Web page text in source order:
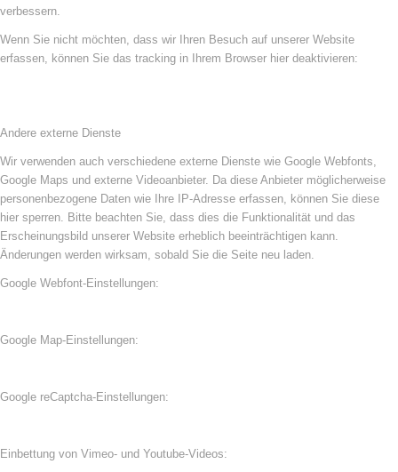
verbessern.
Wenn Sie nicht möchten, dass wir Ihren Besuch auf unserer Website
erfassen, können Sie das tracking in Ihrem Browser hier deaktivieren:
Andere externe Dienste
Wir verwenden auch verschiedene externe Dienste wie Google Webfonts,
Google Maps und externe Videoanbieter. Da diese Anbieter möglicherweise
personenbezogene Daten wie Ihre IP-Adresse erfassen, können Sie diese
hier sperren. Bitte beachten Sie, dass dies die Funktionalität und das
Erscheinungsbild unserer Website erheblich beeinträchtigen kann.
Änderungen werden wirksam, sobald Sie die Seite neu laden.
Google Webfont-Einstellungen:
Google Map-Einstellungen:
Google reCaptcha-Einstellungen:
Einbettung von Vimeo- und Youtube-Videos: